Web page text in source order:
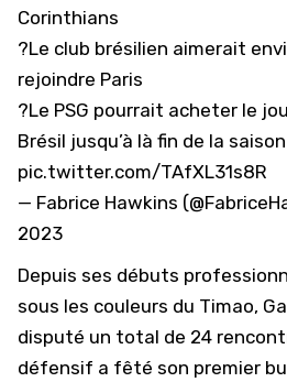
Corinthians
?Le club brésilien aimerait
rejoindre Paris
?Le PSG pourrait acheter le
Brésil jusqu’à là fin de la saison
pic.twitter.com/TAfXL31s8R
— Fabrice Hawkins
2023
Depuis ses débuts
sous les couleurs du Timao,
disputé un total de 24
défensif a fêté son premier